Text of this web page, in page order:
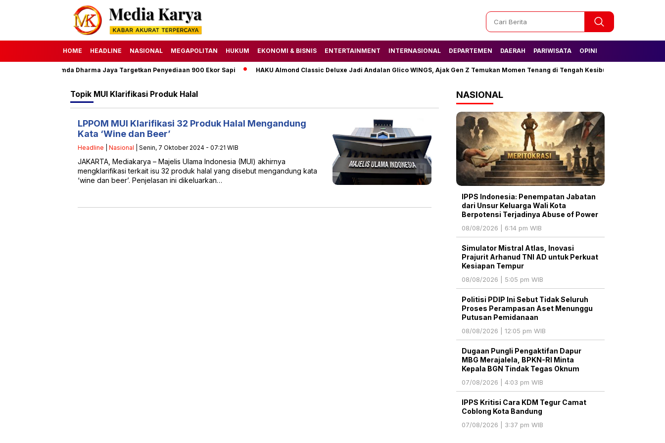
HOME HEADLINE NASIONAL MEGAPOLITAN HUKUM EKONOMI & BISNIS ENTERTAINMENT INTERNASIONAL DEPARTEMEN DAERAH PARIWISATA OPINI
1447 H, Perumda Dharma Jaya Targetkan Penyediaan 900 Ekor Sapi HAKU Almond Classic Deluxe Jadi Andalan Glico WINGS, Ajak Gen Z Temukan Momen Tenang di Tengah Kesibukan
Topik MUI Klarifikasi Produk Halal
LPPOM MUI Klarifikasi 32 Produk Halal Mengandung
Kata ‘Wine dan Beer’
Headline Nasional | Senin, 7 Oktober 2024 - 07:21 WIB
JAKARTA, Mediakarya – Majelis Ulama Indonesia (MUI) akhirnya
mengklarifikasi terkait isu 32 produk halal yang disebut mengandung kata
‘wine dan beer’. Penjelasan ini dikeluarkan…
NASIONAL
IPPS Indonesia: Penempatan Jabatan
dari Unsur Keluarga Wali Kota
Berpotensi Terjadinya Abuse of Power
08/08/2026 | 6:14 pm WIB
Simulator Mistral Atlas, Inovasi
Prajurit Arhanud TNI AD untuk Perkuat
Kesiapan Tempur
08/08/2026 | 5:05 pm WIB
Politisi PDIP Ini Sebut Tidak Seluruh
Proses Perampasan Aset Menunggu
Putusan Pemidanaan
08/08/2026 | 12:05 pm WIB
Dugaan Pungli Pengaktifan Dapur
MBG Merajalela, BPKN-RI Minta
Kepala BGN Tindak Tegas Oknum
07/08/2026 | 4:03 pm WIB
IPPS Kritisi Cara KDM Tegur Camat
Coblong Kota Bandung
07/08/2026 | 3:37 pm WIB